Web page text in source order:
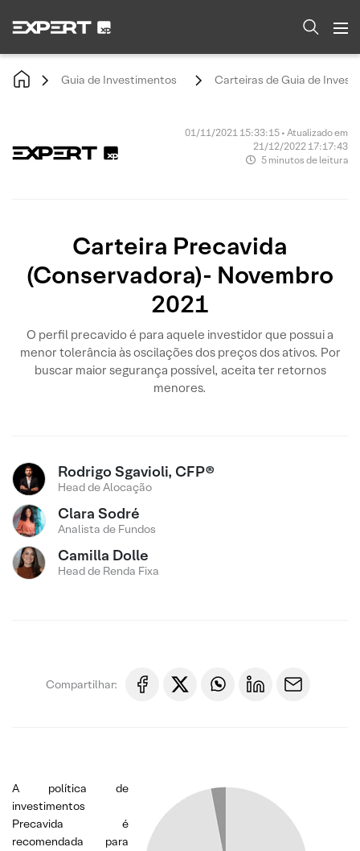
Guia de Investimentos Carteiras de Guia de
01/11/2021 15:33:15 • Atualizado em
21/12/2022 17:17:43
5 minutos de leitura
Carteira Precavida
(Conservadora)- Novembro
2021
O perfil precavido é para aquele investidor que possui a
menor tolerância às oscilações dos preços dos ativos. Por
buscar maior segurança possível, aceita ter retornos
menores.
Rodrigo Sgavioli, CFP®
Head de Alocação
Clara Sodré
Analista de Fundos
Camilla Dolle
Head de Renda Fixa
Compartilhar:
A política de
investimentos
Precavida é
recomendada para